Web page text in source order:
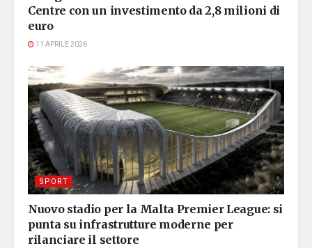
Centre con un investimento da 2,8 milioni di
euro
11 APRILE 2026
SPORT
Nuovo stadio per la Malta Premier League: si
punta su infrastrutture moderne per
rilanciare il settore